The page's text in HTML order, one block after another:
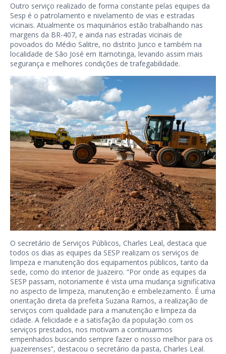
Outro serviço realizado de forma constante pelas equipes da
Sesp é o patrolamento e nivelamento de vias e estradas
vicinais. Atualmente os maquinários estão trabalhando nas
margens da BR-407, e ainda nas estradas vicinais de
povoados do Médio Salitre, no distrito Junco e também na
localidade de São José em Itamotinga, levando assim mais
segurança e melhores condições de trafegabilidade.
O secretário de Serviços Públicos, Charles Leal, destaca que
todos os dias as equipes da SESP realizam os serviços de
limpeza e manutenção dos equipamentos públicos, tanto da
sede, como do interior de Juazeiro. “Por onde as equipes da
SESP passam, notoriamente é vista uma mudança significativa
no aspecto de limpeza, manutenção e embelezamento. É uma
orientação direta da prefeita Suzana Ramos, a realização de
serviços com qualidade para a manutenção e limpeza da
cidade. A felicidade e a satisfação da população com os
serviços prestados, nos motivam a continuarmos
empenhados buscando sempre fazer o nosso melhor para os
juazeirenses”, destacou o secretário da pasta, Charles Leal.